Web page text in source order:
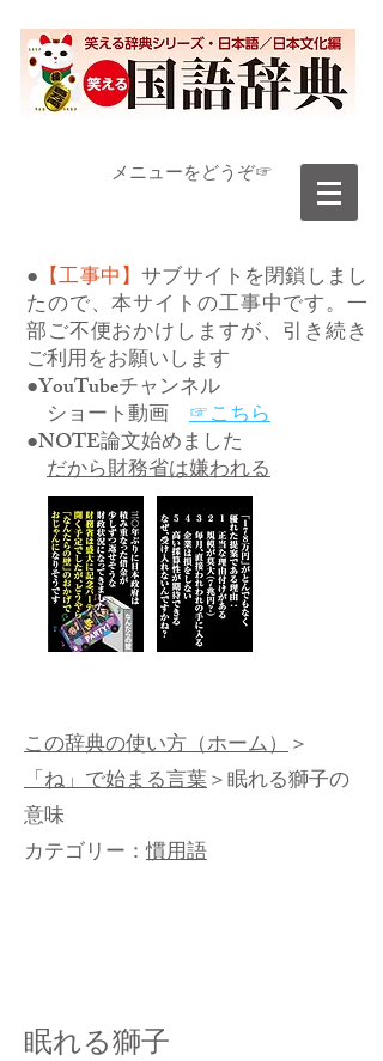
​メニューをどうぞ☞
● 【工事中】サブサイトを閉鎖しまし
たので、本サイトの工事中です。一
部ご不便おかけしますが、引き続き
ご利用をお願いします
●YouTubeチャンネル
ショート動画 ☞こちら
●NOTE論文始めました
だから財務省は嫌われる
この辞典の使い方（ホーム）＞
「ね」で始まる言葉＞眠れる獅子の
意味
カテゴリー：慣用語
眠れる獅子